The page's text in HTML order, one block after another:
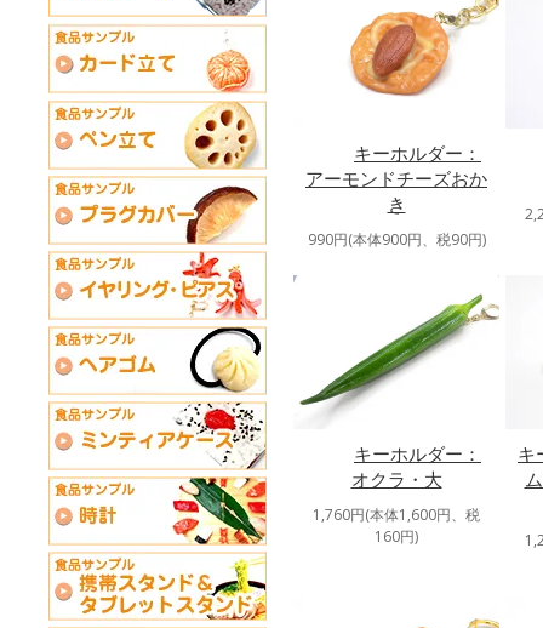
キーホルダー：
アーモンドチーズおか
き
990円(本体900円、税90円)
キーホルダー：
オクラ・大
1,760円(本体1,600円、税
160円)
キ